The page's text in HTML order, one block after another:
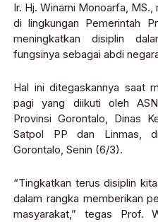
Ir. Hj. Winarni Monoarfa,
di lingkungan Pemerintah
meningkatkan disiplin
fungsinya sebagai abdi
Hal ini ditegaskannya saat
pagi yang diikuti oleh
Provinsi Gorontalo, Dinas
Satpol PP dan Linmas,
Gorontalo, Senin (6/3).
“Tingkatkan terus disiplin
dalam rangka memberikan
masyarakat,” tegas Prof.